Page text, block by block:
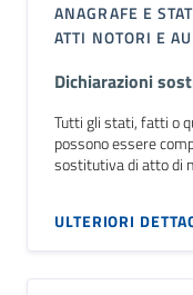
ANAGRAFE E
ATTI NOTORI E
Dichiarazioni
Tutti gli stati, fatti o
possono essere
sostitutiva di atto di
ULTERIORI